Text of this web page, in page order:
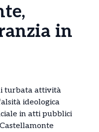
in
turbata attività
ideologica
in atti pubblici